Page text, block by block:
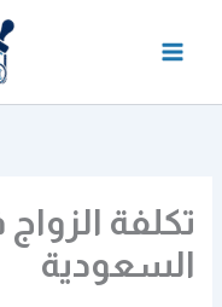
تكلفة
السعودية